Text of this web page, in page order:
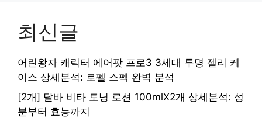
최신글
어린왕자 캐릭터 에어팟 프로3 3세대 투명 젤리 케
이스 상세분석: 로펠 스펙 완벽 분석
[2개] 달바 비타 토닝 로션 100mlX2개 상세분석: 성
분부터 효능까지